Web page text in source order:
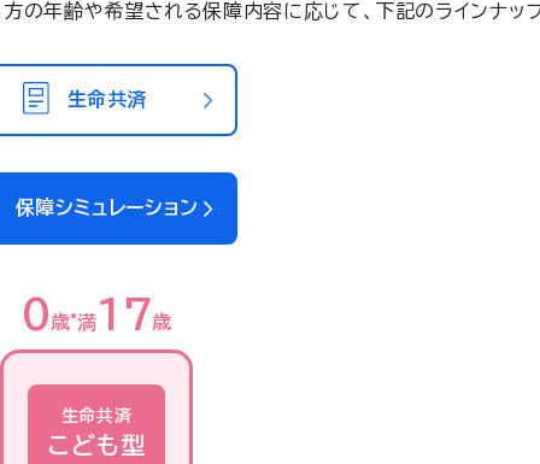
の年齢や希望される保障内容に応じて、下記のラインナッ
生命共済
保障シミュレーション
0歳 満17歳
生命共済
こども型